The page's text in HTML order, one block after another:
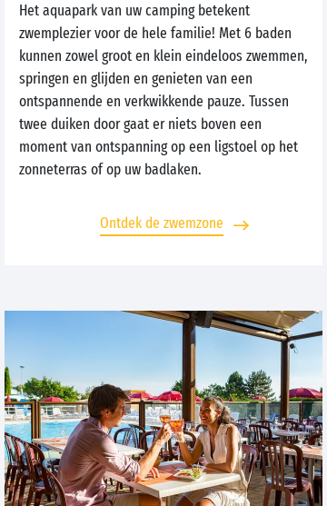
Het aquapark van uw camping betekent
zwemplezier voor de hele familie! Met 6 baden
kunnen zowel groot en klein eindeloos zwemmen,
springen en glijden en genieten van een
ontspannende en verkwikkende pauze. Tussen
twee duiken door gaat er niets boven een
moment van ontspanning op een ligstoel op het
zonneterras of op uw badlaken.
Ontdek de zwemzone